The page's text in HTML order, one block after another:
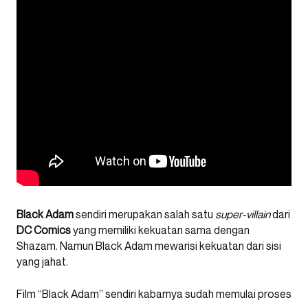
Black Adamsendiri merupakan salah satu super-villaindari
DC Comicsyang memiliki kekuatan sama dengan
Shazam. Namun Black Adam mewarisi kekuatan dari sisi
yang jahat.
Film “Black Adam” sendiri kabarnya sudah memulai proses